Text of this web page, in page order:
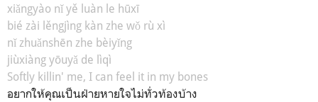
xiǎngyào nǐ yě luàn le hūxī
bié zài lěngjìng kàn zhe wǒ rù xì
nǐ zhuǎnshēn zhe bèiyǐng
jiùxiàng yōuyǎ de lìqì
Softly killin' me, I can feel it in my bones
อยากให้คุณเป็นฝ่ายหายใจไม่ทั่วท้องบ้าง